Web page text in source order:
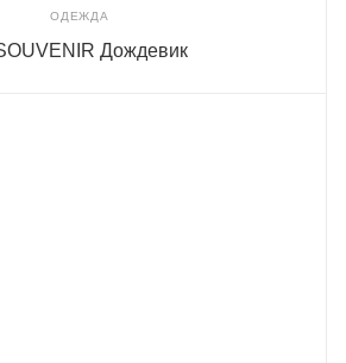
ОДЕЖДА
Дождевик